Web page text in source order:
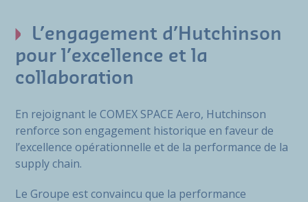
L’engagement d’Hutchinson
pour l’excellence et la
collaboration
En rejoignant le COMEX SPACE Aero, Hutchinson
renforce son engagement historique en faveur de
l’excellence opérationnelle et de la performance de la
supply chain.
Le Groupe est convaincu que la performance